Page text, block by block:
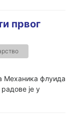
првог
Механика флуида
је у